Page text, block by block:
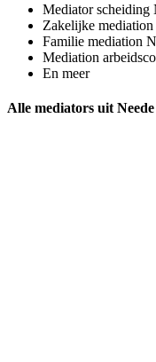
Mediator scheiding
Zakelijke mediation
Familie mediation
Mediation
En meer
Alle mediators uit Neede